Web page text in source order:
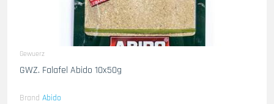
Gewuerz
GWZ. Falafel Abido 10x50g
Brand Abido